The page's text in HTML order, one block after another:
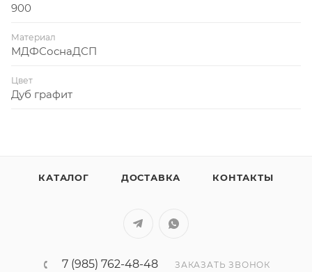
900
Материал
МДФСоснаДСП
Цвет
Дуб графит
КАТАЛОГ ДОСТАВКА КОНТАКТЫ
7 (985) 762-48-48 ЗАКАЗАТЬ ЗВОНОК